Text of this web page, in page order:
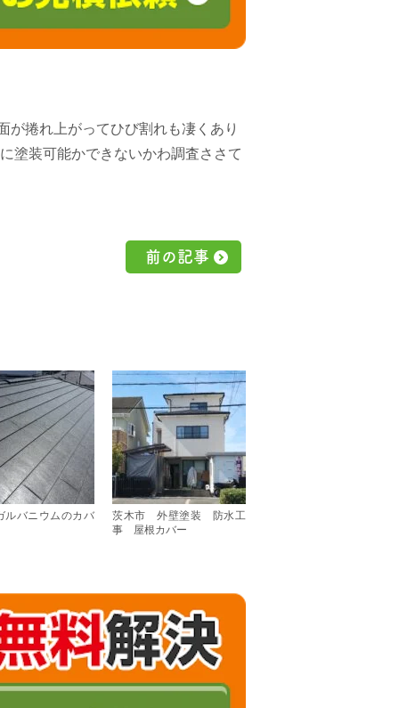
が捲れ上がってひび割れも凄くあり
装可能かできないかわ調査ささて
前の記事
ルバニウムのカバ
茨木市 外壁塗装 防水工
事 屋根カバー